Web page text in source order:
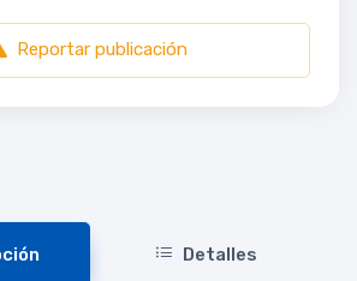
Reportar publicación
Detalles